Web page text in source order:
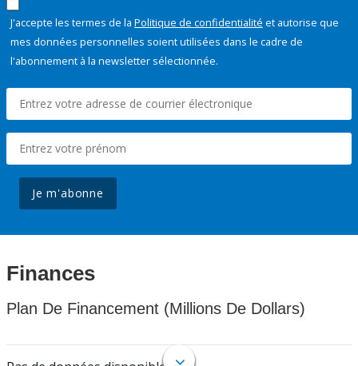
J'accepte les termes de la Politique de confidentialité et autorise que
mes données personnelles soient utilisées dans le cadre de
l'abonnement à la newsletter sélectionnée.
Je m'abonne
Finances
Plan De Financement (Millions De Dollars)